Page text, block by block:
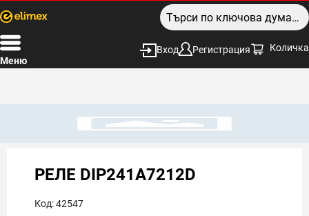
Меню
Вход Регистрация Количка
РЕЛЕ DIP241A7212D
Код:42547